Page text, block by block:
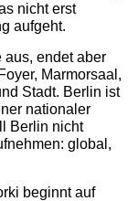
nicht erst
aufgeht.
aus, endet aber
Marmorsaal,
Stadt. Berlin ist
nationaler
Berlin nicht
global,
beginnt auf